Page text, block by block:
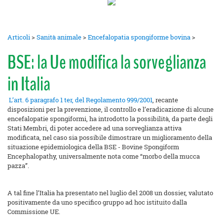
Articoli>Sanità animale>Encefalopatia spongiforme bovina>
BSE: la Ue modifica la sorveglianza
in Italia
L’art. 6 paragrafo 1 ter, del Regolamento 999/2001, recante
disposizioni per la prevenzione, il controllo e l’eradicazione di alcune
encefalopatie spongiformi, ha introdotto la possibilità, da parte degli
Stati Membri, di poter accedere ad una sorveglianza attiva
modificata, nel caso sia possibile dimostrare un miglioramento della
situazione epidemiologica della BSE - Bovine Spongiform
Encephalopathy, universalmente nota come “morbo della mucca
pazza”.
A tal fine l’Italia ha presentato nel luglio del 2008 un dossier, valutato
positivamente da uno specifico gruppo ad hoc istituito dalla
Commissione UE.